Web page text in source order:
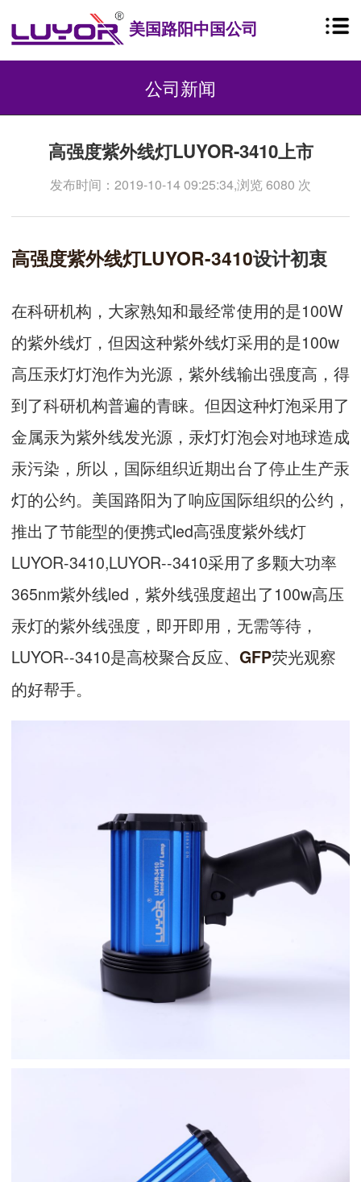
美国路阳中国公司
公司新闻
高强度紫外线灯LUYOR-3410上市
发布时间：2019-10-14 09:25:34,浏览 6080 次
高强度紫外线灯LUYOR-3410设计初衷
在科研机构，大家熟知和最经常使用的是100W
的紫外线灯，但因这种紫外线灯采用的是100w
高压汞灯灯泡作为光源，紫外线输出强度高，得
到了科研机构普遍的青睐。但因这种灯泡采用了
金属汞为紫外线发光源，汞灯灯泡会对地球造成
汞污染，所以，国际组织近期出台了停止生产汞
灯的公约。美国路阳为了响应国际组织的公约，
推出了节能型的便携式led高强度紫外线灯
LUYOR-3410,LUYOR--3410采用了多颗大功率
365nm紫外线led，紫外线强度超出了100w高压
汞灯的紫外线强度，即开即用，无需等待，
LUYOR--3410是高校聚合反应、 GFP荧光观察
的好帮手。